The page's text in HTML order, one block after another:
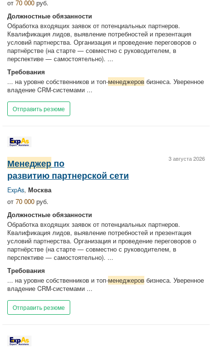
от 70 000 руб.
Должностные обязанности
Обработка входящих заявок от потенциальных партнеров.
Квалификация лидов, выявление потребностей и презентация
условий партнерства. Организация и проведение переговоров о
партнёрстве (на старте — совместно с руководителем, в
перспективе — самостоятельно). ...
Требования
... на уровне собственников и топ-менеджеров бизнеса. Уверенное
владение CRM-системами ...
Отправить резюме
3 августа 2026
Менеджер по
развитию партнерской сети
ExpAs, Москва
от 70 000 руб.
Должностные обязанности
Обработка входящих заявок от потенциальных партнеров.
Квалификация лидов, выявление потребностей и презентация
условий партнерства. Организация и проведение переговоров о
партнёрстве (на старте — совместно с руководителем, в
перспективе — самостоятельно). ...
Требования
... на уровне собственников и топ-менеджеров бизнеса. Уверенное
владение CRM-системами ...
Отправить резюме